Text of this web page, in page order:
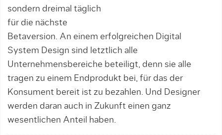
sondern dreimal täglich
für die nächste
Betaversion. An einem erfolgreichen Digital
System Design sind letztlich alle
Unternehmensbereiche beteiligt, denn sie alle
tragen zu einem Endprodukt bei, für das der
Konsument bereit ist zu bezahlen. Und Designer
werden daran auch in Zukunft einen ganz
wesentlichen Anteil haben.